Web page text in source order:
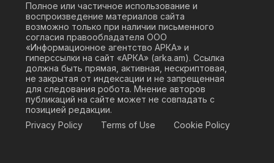
Полное или частичное использование и
воспроизведение материалов сайта
возможно только при наличии письменного
согласия правообладателя ООО
«Информационное агентство АРКА» и
гиперссылки на сайт «АРКА» (arka.am). Ссылка
должна быть прямая, активная, нескриптовая,
не закрытая от индексации и не запрещенная
для следования робота. Мнение авторов
публикаций на сайте может не совпадать с
позицией редакции.
Privacy Policy
Terms of Use Cookie Policy